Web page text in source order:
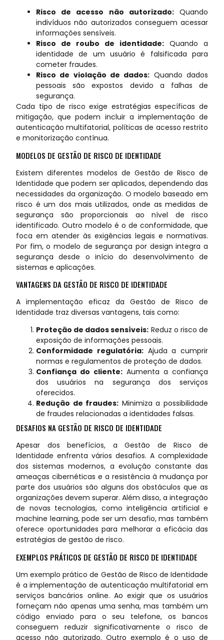
Risco de acesso não autorizado:Quando
indivíduos não autorizados conseguem acessar
informações sensíveis.
Risco de roubo de identidade: Quando a
identidade de um usuário é falsificada para
cometer fraudes.
Risco de violação de dados: Quando dados
pessoais são expostos devido a falhas de
segurança.
Cada tipo de risco exige estratégias específicas de
mitigação, que podem incluir a implementação de
autenticação multifatorial, políticas de acesso restrito
e monitorização contínua.
MODELOS DE GESTÃO DE RISCO DE IDENTIDADE
Existem diferentes modelos de Gestão de Risco de
Identidade que podem ser aplicados, dependendo das
necessidades da organização. O modelo baseado em
risco é um dos mais utilizados, onde as medidas de
segurança são proporcionais ao nível de risco
identificado. Outro modelo é o de conformidade, que
foca em atender às exigências legais e normativas.
Por fim, o modelo de segurança por design integra a
segurança desde o início do desenvolvimento de
sistemas e aplicações.
VANTAGENS DA GESTÃO DE RISCO DE IDENTIDADE
A implementação eficaz da Gestão de Risco de
Identidade traz diversas vantagens, tais como:
Proteção de dados sensíveis: Reduz o risco de
exposição de informações pessoais.
Conformidade regulatória:Ajuda a cumprir
normas e regulamentos de proteção de dados.
Confiança do cliente: Aumenta a confiança
dos usuários na segurança dos serviços
oferecidos.
Redução de fraudes: Minimiza a possibilidade
de fraudes relacionadas a identidades falsas.
DESAFIOS NA GESTÃO DE RISCO DE IDENTIDADE
Apesar dos benefícios, a Gestão de Risco de
Identidade enfrenta vários desafios. A complexidade
dos sistemas modernos, a evolução constante das
ameaças cibernéticas e a resistência à mudança por
parte dos usuários são alguns dos obstáculos que as
organizações devem superar. Além disso, a integração
de novas tecnologias, como inteligência artificial e
machine learning, pode ser um desafio, mas também
oferece oportunidades para melhorar a eficácia das
estratégias de gestão de risco.
EXEMPLOS PRÁTICOS DE GESTÃO DE RISCO DE IDENTIDADE
Um exemplo prático de Gestão de Risco de Identidade
é a implementação de autenticação multifatorial em
serviços bancários online. Ao exigir que os usuários
forneçam não apenas uma senha, mas também um
código enviado para o seu telefone, os bancos
conseguem reduzir significativamente o risco de
acesso não autorizado. Outro exemplo é o uso de